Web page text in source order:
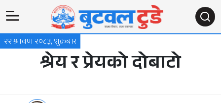
२२ श्रावण २०८३, शुक्रबार
श्रेय र प्रेयको दोबाटो